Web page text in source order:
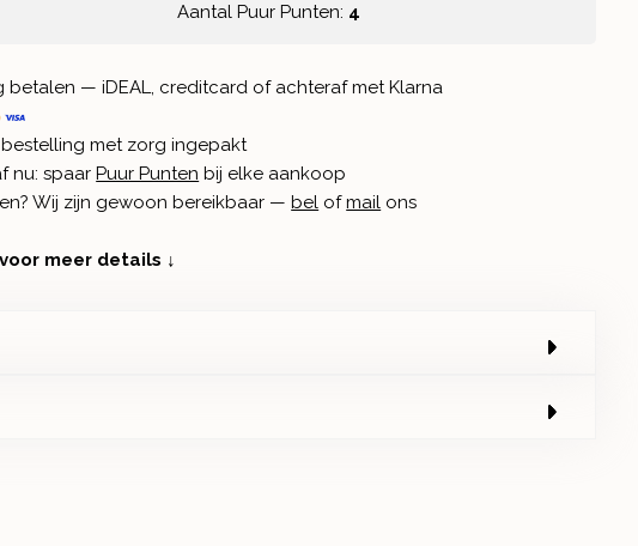
Aantal Puur Punten: 4
betalen — iDEAL, creditcard of achteraf met Klarna
bestelling met zorg ingepakt
nu: spaar Puur Punten bij elke aankoop
Wij zijn gewoon bereikbaar — bel ofmail ons
meer details ↓